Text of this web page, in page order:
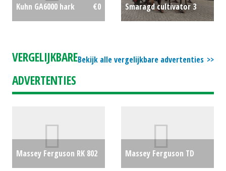
Kuhn GA6000 hark €0
Smaragd cultivator 3
Bekijk alle vergelijkbare advertenties
VERGELIJKBARE
ADVERTENTIES
Massey Ferguson RK 802
Massey Ferguson TD